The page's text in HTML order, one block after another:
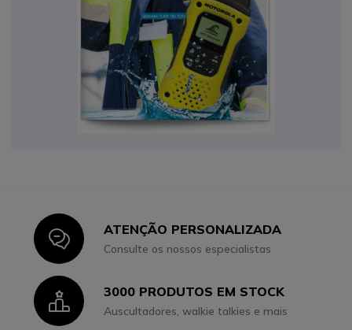
IconATENÇÃO PERSONALIZADA
Consulte os nossos especialistas
Icon3000 PRODUTOS EM STOCK
Auscultadores, walkie talkies e mais